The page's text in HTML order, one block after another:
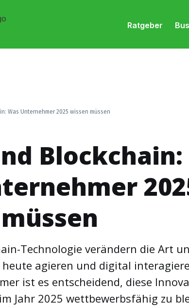
Ratgeber
Was Unternehmer 2025 wissen müssen
Blockchain:
Technologie verändern die Art
agieren und digital
ist es entscheidend, diese
Jahr 2025 wettbewerbsfähig zu